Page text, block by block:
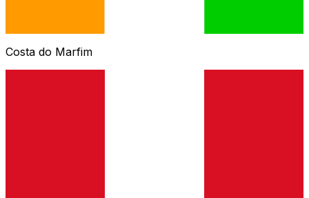
Costa do Marfim